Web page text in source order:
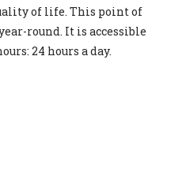
of life. This point of
round. It is accessible
24 hours a day.